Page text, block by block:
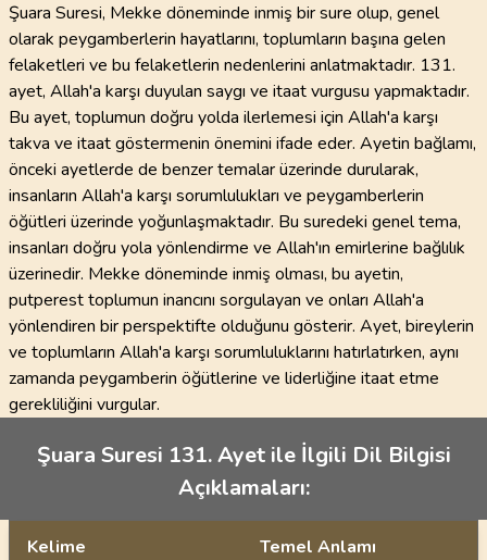
Şuara Suresi, Mekke döneminde inmiş bir sure olup, genel
olarak peygamberlerin hayatlarını, toplumların başına gelen
felaketleri ve bu felaketlerin nedenlerini anlatmaktadır. 131.
ayet, Allah'a karşı duyulan saygı ve itaat vurgusu yapmaktadır.
Bu ayet, toplumun doğru yolda ilerlemesi için Allah'a karşı
takva ve itaat göstermenin önemini ifade eder. Ayetin bağlamı,
önceki ayetlerde de benzer temalar üzerinde durularak,
insanların Allah'a karşı sorumlulukları ve peygamberlerin
öğütleri üzerinde yoğunlaşmaktadır. Bu suredeki genel tema,
insanları doğru yola yönlendirme ve Allah'ın emirlerine bağlılık
üzerinedir. Mekke döneminde inmiş olması, bu ayetin,
putperest toplumun inancını sorgulayan ve onları Allah'a
yönlendiren bir perspektifte olduğunu gösterir. Ayet, bireylerin
ve toplumların Allah'a karşı sorumluluklarını hatırlatırken, aynı
zamanda peygamberin öğütlerine ve liderliğine itaat etme
gerekliliğini vurgular.
Şuara Suresi 131. Ayet ile İlgili Dil Bilgisi
Açıklamaları:
Kelime Temel Anlamı